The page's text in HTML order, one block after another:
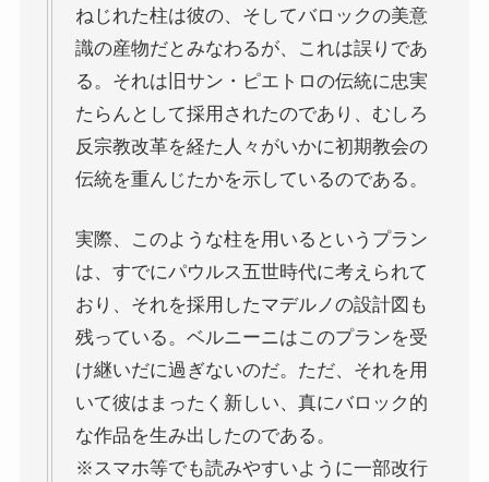
ローマ帝国の興亡とバチカン、ローマカトリック
イタリアルネサンスと知の革命
光の画家フェルメールと科学革命
クラシック・西洋美術から見るヨーロッパ
夢の国ディズニーランド研究
その他おすすめ本
世界一周記
ねじれた柱は彼の、そしてバロックの美意
識の産物だとみなわるが、これは誤りであ
る。それは旧サン・ピエトロの伝統に忠実
たらんとして採用されたのであり、むしろ
反宗教改革を経た人々がいかに初期教会の
伝統を重んじたかを示しているのである。
実際、このような柱を用いるというプラン
は、すでにパウルス五世時代に考えられて
おり、それを採用したマデルノの設計図も
残っている。ベルニーニはこのプランを受
け継いだに過ぎないのだ。ただ、それを用
いて彼はまったく新しい、真にバロック的
な作品を生み出したのである。
※スマホ等でも読みやすいように一部改行